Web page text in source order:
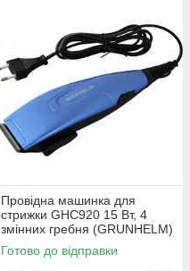
Провідна машинка для
стрижки GHC920 15 Вт, 4
змінних гребня (GRUNHELM)
(96278)
Готово до відправки